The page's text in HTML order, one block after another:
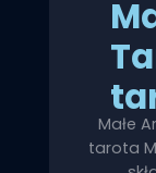
Małe
tarota